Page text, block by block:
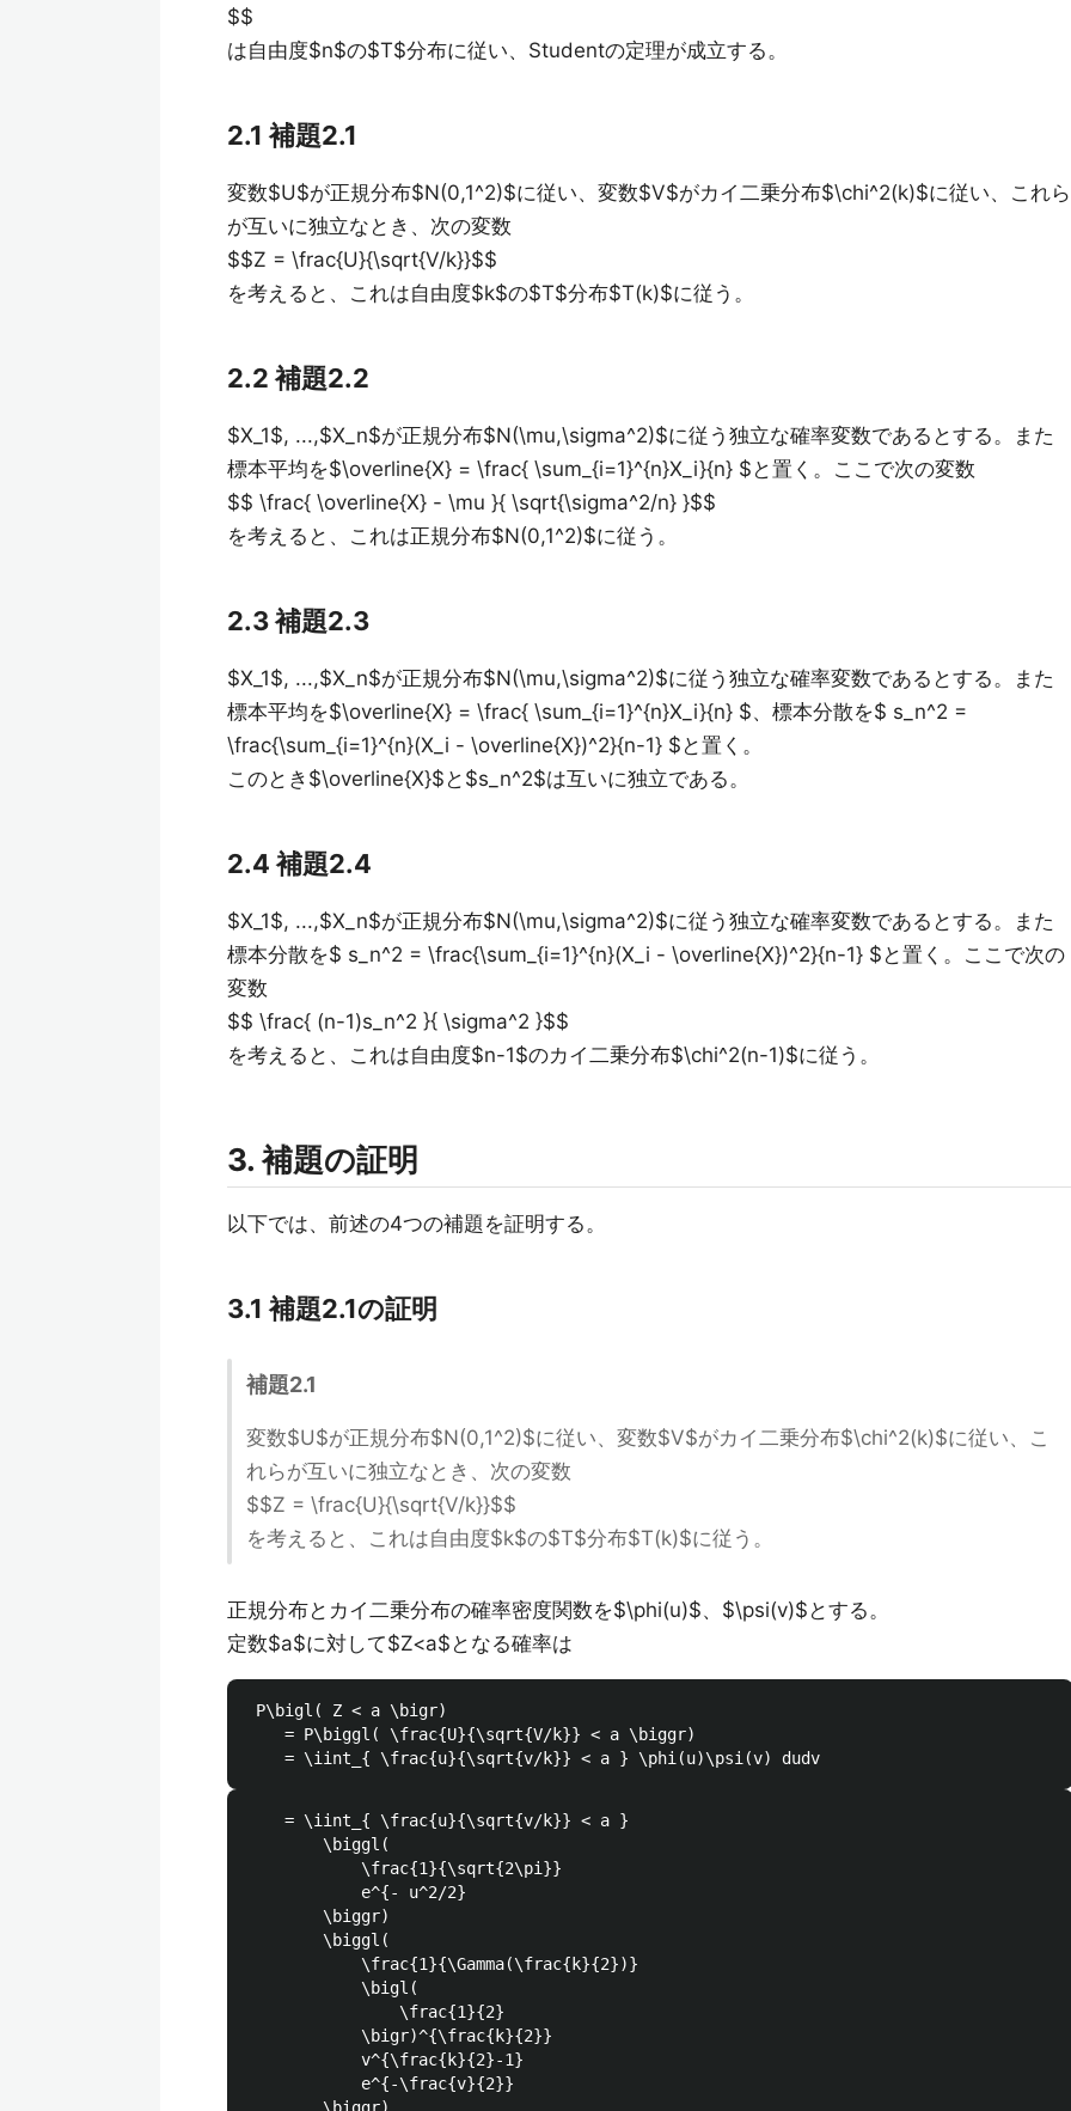
$$
は自由度$n$の$T$分布に従い、Studentの定理が成立する。
2.1 補題2.1
変数$U$が正規分布$N(0,1^2)$に従い、変数$V$がカイ二乗分布$\chi^2(k)$に従い、これら
が互いに独立なとき、次の変数
$$Z = \frac{U}{\sqrt{V/k}}$$
を考えると、これは自由度$k$の$T$分布$T(k)$に従う。
2.2 補題2.2
$X_1$, ...,$X_n$が正規分布$N(\mu,\sigma^2)$に従う独立な確率変数であるとする。また
標本平均を$\overline{X} = \frac{ \sum_{i=1}^{n}X_i}{n} $と置く。ここで次の変数
$$ \frac{ \overline{X} - \mu }{ \sqrt{\sigma^2/n} }$$
を考えると、これは正規分布$N(0,1^2)$に従う。
2.3 補題2.3
$X_1$, ...,$X_n$が正規分布$N(\mu,\sigma^2)$に従う独立な確率変数であるとする。また
標本平均を$\overline{X} = \frac{ \sum_{i=1}^{n}X_i}{n} $、標本分散を$ s_n^2 =
\frac{\sum_{i=1}^{n}(X_i - \overline{X})^2}{n-1} $と置く。
このとき$\overline{X}$と$s_n^2$は互いに独立である。
2.4 補題2.4
$X_1$, ...,$X_n$が正規分布$N(\mu,\sigma^2)$に従う独立な確率変数であるとする。また
標本分散を$ s_n^2 = \frac{\sum_{i=1}^{n}(X_i - \overline{X})^2}{n-1} $と置く。ここで次の
変数
$$ \frac{ (n-1)s_n^2 }{ \sigma^2 }$$
を考えると、これは自由度$n-1$のカイ二乗分布$\chi^2(n-1)$に従う。
3. 補題の証明
以下では、前述の4つの補題を証明する。
3.1 補題2.1の証明
補題2.1
変数$U$が正規分布$N(0,1^2)$に従い、変数$V$がカイ二乗分布$\chi^2(k)$に従い、こ
れらが互いに独立なとき、次の変数
$$Z = \frac{U}{\sqrt{V/k}}$$
を考えると、これは自由度$k$の$T$分布$T(k)$に従う。
正規分布とカイ二乗分布の確率密度関数を$\phi(u)$、$\psi(v)$とする。
定数$a$に対して$Z<a$となる確率は
P\bigl( Z < a \bigr)
    = P\biggl( \frac{U}{\sqrt{V/k}} < a \biggr)
    = \iint_{ \frac{u}{\sqrt{v/k}} < a }
        \biggl(
            \frac{1}{\sqrt{2\pi}}
            e^{- u^2/2}
        \biggr)
        \biggl(
            \frac{1}{\Gamma(\frac{k}{2})}
            \bigl(
                \frac{1}{2}
            \bigr)^{\frac{k}{2}}
            v^{\frac{k}{2}-1}
            e^{-\frac{v}{2}}